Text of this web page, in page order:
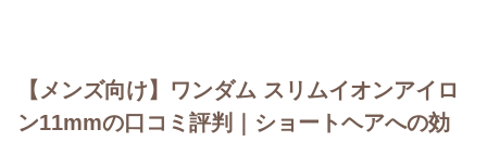
【メンズ向け】ワンダム スリムイオンアイロ
ン11mmの口コミ評判｜ショートヘアへの効